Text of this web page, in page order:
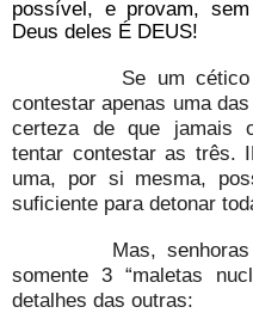
possível, e provam,
Deus deles É DEUS!
Se um
contestar apenas uma
certeza de que jamais
tentar contestar as três.
uma, por si mesma,
suficiente para detonar
Mas,
somente 3 “maletas
detalhes das outras: